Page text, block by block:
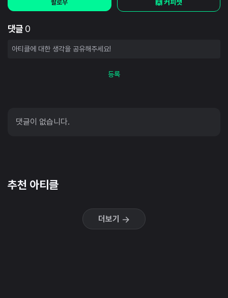
팔로우 🙌 커피챗
댓글 0
등록
댓글이 없습니다.
추천 아티클
더보기